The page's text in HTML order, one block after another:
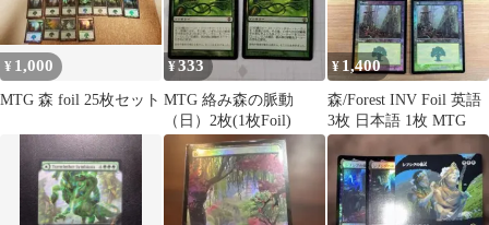
¥ 1,000
MTG 森 foil 25枚セット
¥333
MTG 絡み森の脈動
（日）2枚(1枚Foil)
¥ 1,400
森/Forest INV Foil 英語
3枚 日本語 1枚 MTG